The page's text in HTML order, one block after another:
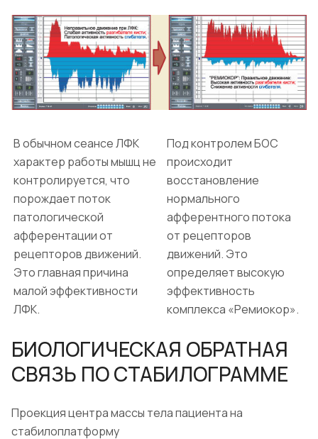
В обычном сеансе ЛФК
характер работы мышц не
контролируется, что
порождает поток
патологической
афферентации от
рецепторов движений.
Это главная причина
малой эффективности
ЛФК.
Под контролем БОС
происходит
восстановление
нормального
афферентного потока
от рецепторов
движений. Это
определяет высокую
эффективность
комплекса «Ремиокор».
БИОЛОГИЧЕСКАЯ ОБРАТНАЯ
СВЯЗЬ ПО СТАБИЛОГРАММЕ
Проекция центра массы тела пациента на
стабилоплатформу